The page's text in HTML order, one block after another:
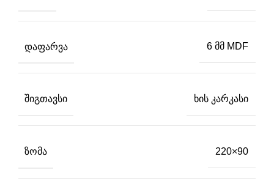
ᲓᲐᲤᲐᲠᲕᲐ 6 მმ MDF
ᲨᲘᲒᲗᲐᲕᲡᲘ ხის კარკასი
ᲖᲝᲛᲐ 220×90